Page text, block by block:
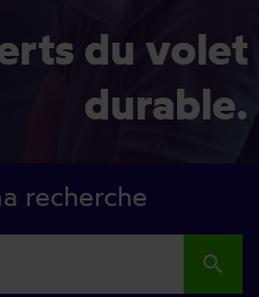
durable.
recherche
search